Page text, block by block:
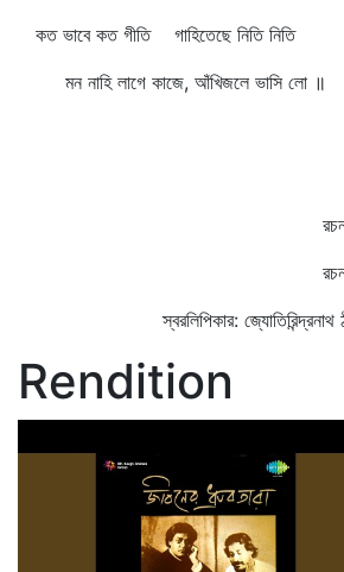
কত ভাবে কত গীতি গাহিতেছে নিতি নিতি
মন নাহি লাগে কাজে, আঁখিজলে ভাসি লো ॥
স্বরলিপিকার: জ্যোতিরিন্দ্রনাথ
Rendition